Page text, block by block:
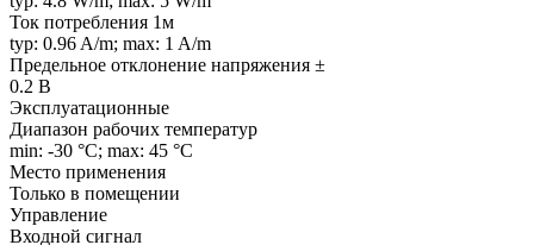
Ток потребления 1м
typ: 0.96 A/m; max: 1 A/m
Предельное отклонение напряжения ±
0.2 В
Эксплуатационные
Диапазон рабочих температур
min: -30 °C; max: 45 °C
Место применения
Только в помещении
Управление
Входной сигнал